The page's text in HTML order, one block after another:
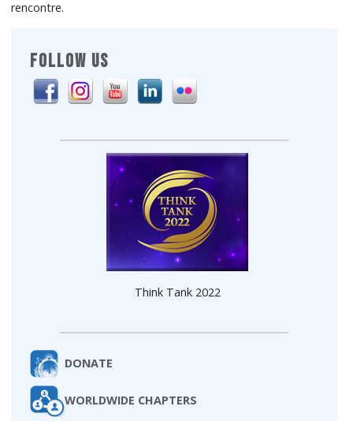
FOLLOW US
Think Tank 2022
DONATE
WORLDWIDE CHAPTERS
rencontre.